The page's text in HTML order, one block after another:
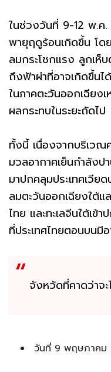
ในช่วงวันที่ 9-12 พ.ค.
พายุฤดูร้อนเกิดขึ้น โ
ลมกระโชกแรง ลูกเห็
ถึงฟ้าผ่าที่อาจเกิดขึ้นไ
ในภาคตะวันออกเฉียง
ผลกระทบในระยะถัดไป
ทั้งนี้ เนื่องจากบริเว
มวลอากาศเย็นกำลังป
มาปกคลุมประเทศเวีย
ลมตะวันออกเฉียงใต้แ
ไทย และทะเลจีนใต้เข้
ที่ประเทศไทยตอนบน
จังหวัดที่คาดว่าจ
วันที่ 9 พฤษภาคม